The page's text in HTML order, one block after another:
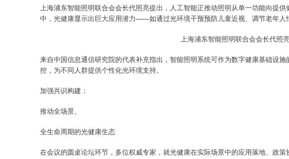
上海浦东智能照明联合会会长代照亮提出，人工智能正推动照明从单一功能向提
中，光健康显示出巨大应用潜力——如通过光环境干预预防儿童近视、调节老年人
上海浦东智能照明联合会会长代照
来自中国信息通信研究院的代表补充指出，智能照明系统可作为数字健康基础设
控，为不同人群提供个性化光环境支持。
加强共识构建：
推动全场景、
全生命周期的光健康生态
在会议的圆桌论坛环节，多位权威专家，就光健康在实际场景中的应用落地、政策